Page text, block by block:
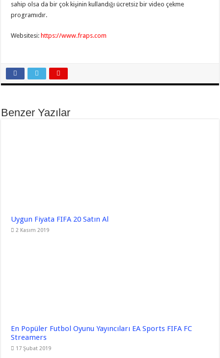
sahip olsa da bir çok kişinin kullandığı ücretsiz bir video çekme
programıdır.
Websitesi: https://www.fraps.com
Benzer Yazılar
Uygun Fiyata FIFA 20 Satın Al
2 Kasım 2019
En Popüler Futbol Oyunu Yayıncıları EA Sports FIFA FC
Streamers
17 Şubat 2019